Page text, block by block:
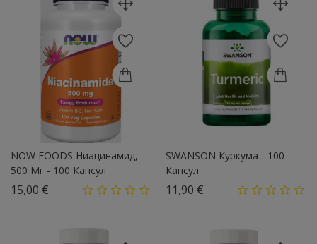
NOW FOODS Ниацинамид,
500 Мг - 100 Капсул
15,00 €
SWANSON Куркума - 100
Капсул
11,90 €